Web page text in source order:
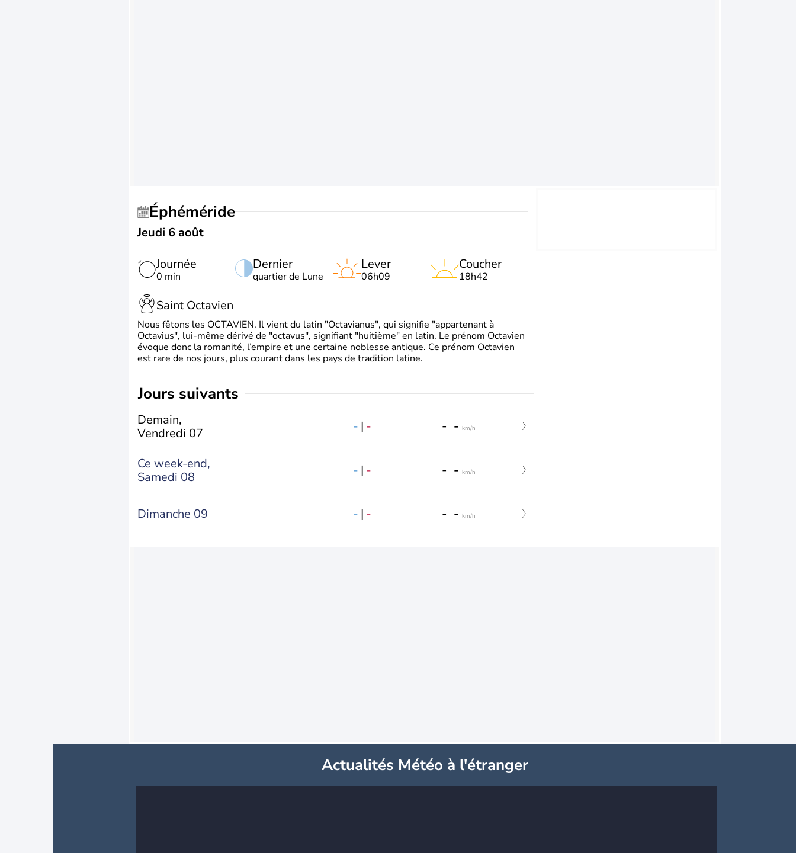
Éphéméride
Jeudi 6 août
Journée
0 min
Dernier
quartier de Lune
Lever
06h09
Coucher
18h42
Saint Octavien
Nous fêtons les OCTAVIEN. Il vient du latin "Octavianus", qui signifie "appartenant à
Octavius", lui-même dérivé de "octavus", signifiant "huitième" en latin. Le prénom Octavien
évoque donc la romanité, l’empire et une certaine noblesse antique. Ce prénom Octavien
est rare de nos jours, plus courant dans les pays de tradition latine.
jours suivants
Demain,
Vendredi 07
- | - - - km/h
Ce week-end,
Samedi 08
- | - - - km/h
Dimanche 09 - | - - - km/h
Actualités Météo à l'étranger